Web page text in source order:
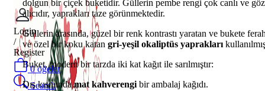
Login
/
Register
0öğeler
Search
dolgun bir çiçek buketidir. Güllerin pembe rengi çok canlı ve göz
alıcıdır, yaprakları taze görünmektedir.
Güllerin arasında, güzel bir renk kontrastı yaratan ve bukete
ve özel bir koku katan gri-yeşil okaliptüs yaprakları
Buket, modern bir tarzda iki kat kağıt ile sarılmıştır:
Dış kısmındamat kahverengi bir ambalaj kağıdı.